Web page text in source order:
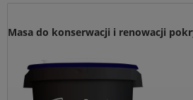
Masa do konserwacji i renowacji